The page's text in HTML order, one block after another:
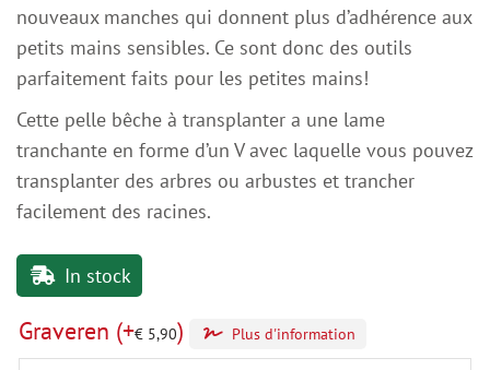
nouveaux manches qui donnent plus d’adhérence aux
petits mains sensibles. Ce sont donc des outils
parfaitement faits pour les petites mains!
Cette pelle bêche à transplanter a une lame
tranchante en forme d’un V avec laquelle vous pouvez
transplanter des arbres ou arbustes et trancher
facilement des racines.
In stock
Graveren (+€ 5,90) Plus d'information